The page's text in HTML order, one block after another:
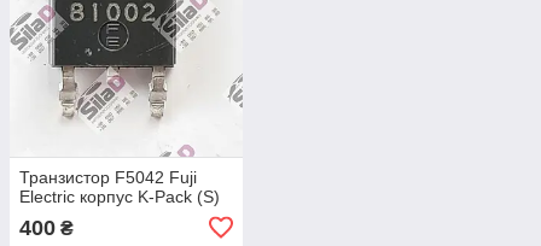
Транзистор F5042 Fuji
Electric корпус K-Pack (S)
400 ₴